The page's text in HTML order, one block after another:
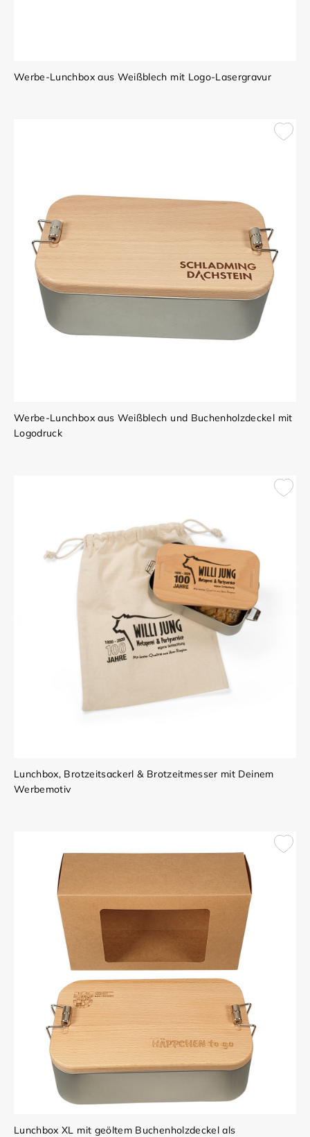
Werbe-Lunchbox aus Weißblech mit Logo-Lasergravur
Werbe-Lunchbox aus Weißblech und Buchenholzdeckel mit
Logodruck
Lunchbox, Brotzeitsackerl & Brotzeitmesser mit Deinem
Werbemotiv
Lunchbox XL mit geöltem Buchenholzdeckel als